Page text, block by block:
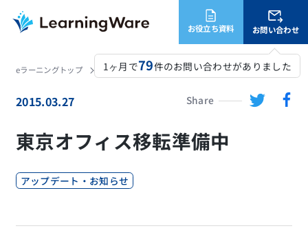
お役立ち資料 お問い合わせ
1ヶ月で79件のお問い合わせがありました
eラーニングトップ LearningWare ニュース 東京オフィス移転準備中
Share
2015.03.27
東京オフィス移転準備中
アップデート・お知らせ